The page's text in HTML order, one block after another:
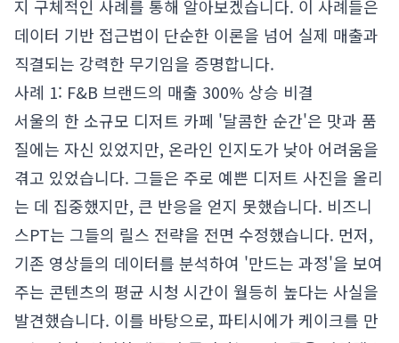
지 구체적인 사례를 통해 알아보겠습니다. 이 사례들은
데이터 기반 접근법이 단순한 이론을 넘어 실제 매출과
직결되는 강력한 무기임을 증명합니다.
사례 1: F&B 브랜드의 매출 300% 상승 비결
서울의 한 소규모 디저트 카페 '달콤한 순간'은 맛과 품
질에는 자신 있었지만, 온라인 인지도가 낮아 어려움을
겪고 있었습니다. 그들은 주로 예쁜 디저트 사진을 올리
는 데 집중했지만, 큰 반응을 얻지 못했습니다. 비즈니
스PT는 그들의 릴스 전략을 전면 수정했습니다. 먼저,
기존 영상들의 데이터를 분석하여 '만드는 과정'을 보여
주는 콘텐츠의 평균 시청 시간이 월등히 높다는 사실을
발견했습니다. 이를 바탕으로, 파티시에가 케이크를 만